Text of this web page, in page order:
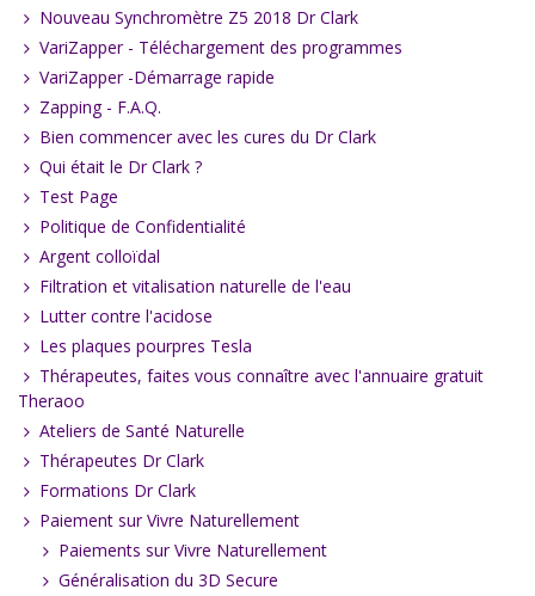
Nouveau Synchromètre Z5 2018 Dr Clark
VariZapper - Téléchargement des programmes
VariZapper -Démarrage rapide
Zapping - F.A.Q.
Bien commencer avec les cures du Dr Clark
Qui était le Dr Clark ?
Test Page
Politique de Confidentialité
Argent colloïdal
Filtration et vitalisation naturelle de l'eau
Lutter contre l'acidose
Les plaques pourpres Tesla
Thérapeutes, faites vous connaître avec l'annuaire gratuit
Theraoo
Ateliers de Santé Naturelle
Thérapeutes Dr Clark
Formations Dr Clark
Paiement sur Vivre Naturellement
Paiements sur Vivre Naturellement
Généralisation du 3D Secure